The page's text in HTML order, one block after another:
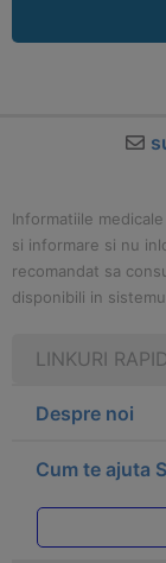
Informatiile
si informare si nu
recomandat sa
disponibili in
LINKURI
Despre noi
Cum te ajuta